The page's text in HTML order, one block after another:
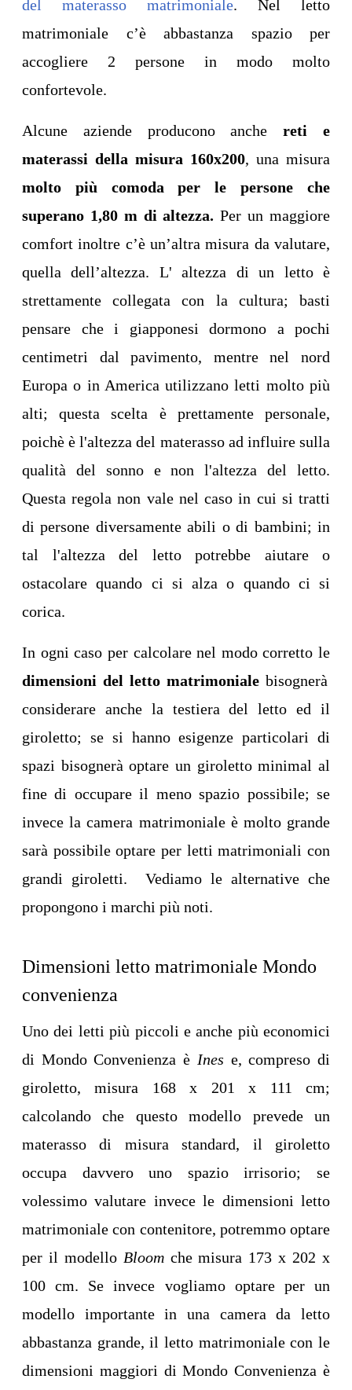
del materasso matrimoniale. Nel letto
matrimoniale c’è abbastanza spazio per
accogliere 2 persone in modo molto
confortevole.
Alcune aziende producono anchereti e
materassi della misura 160x200, una misura
molto più comoda per le persone che
superano 1,80 m di altezza.Per un maggiore
comfort inoltre c’è un’altra misura da valutare,
quella dell’altezza. L' altezza di un letto è
strettamente collegata con la cultura; basti
pensare che i giapponesi dormono a pochi
centimetri dal pavimento, mentre nel nord
Europa o in America utilizzano letti molto più
alti; questa scelta è prettamente personale,
poichè è l'altezza del materasso ad influire sulla
qualità del sonno e non l'altezza del letto.
Questa regola non vale nel caso in cui si tratti
di persone diversamente abili o di bambini; in
tal l'altezza del letto potrebbe aiutare o
ostacolare quando ci si alza o quando ci si
corica.
In ogni caso per calcolare nel modo corretto le
dimensioni del letto matrimoniale bisognerà
considerare anche la testiera del letto ed il
giroletto; se si hanno esigenze particolari di
spazi bisognerà optare un giroletto minimal al
fine di occupare il meno spazio possibile; se
invece la camera matrimoniale è molto grande
sarà possibile optare per letti matrimoniali con
grandi giroletti. Vediamo le alternative che
propongono i marchi più noti.
Dimensioni letto matrimoniale Mondo
convenienza
Uno dei letti più piccoli e anche più economici
di Mondo Convenienza è Ines e, compreso di
giroletto, misura 168 x 201 x 111 cm;
calcolando che questo modello prevede un
materasso di misura standard, il giroletto
occupa davvero uno spazio irrisorio; se
volessimo valutare invece le dimensioni letto
matrimoniale con contenitore, potremmo optare
per il modello Bloom che misura 173 x 202 x
100 cm. Se invece vogliamo optare per un
modello importante in una camera da letto
abbastanza grande, il letto matrimoniale con le
dimensioni maggiori di Mondo Convenienza è